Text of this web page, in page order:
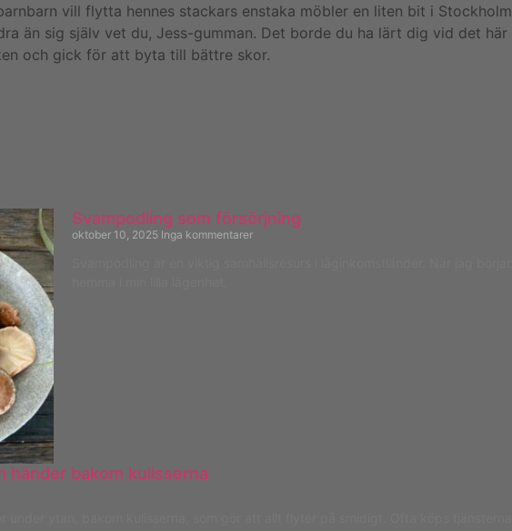
vill flytta hennes stackars enstaka möbler en liten bit i
än sig själv vet du, Jess-gumman. Det borde du ha lärt dig vid det här
och gick för att byta till bättre skor.
Svampodling som försörjning
oktober 10, 2025 Inga kommentarer
händer bakom kulisserna